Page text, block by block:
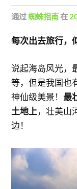
通过蜘蛛指南在
每次出去旅行，
说起海岛风光，
等，但是我国也
神仙级美景！最
土地上，壮美山
边！